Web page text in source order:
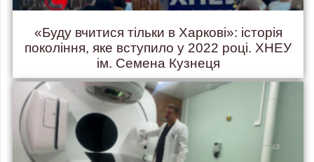
«Буду вчитися тільки в Харкові»: історія
покоління, яке вступило у 2022 році. ХНЕУ
ім. Семена Кузнеця